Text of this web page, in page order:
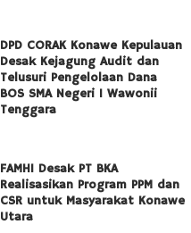
DPD CORAK Konawe Kepulauan
Desak Kejagung Audit dan
Telusuri Pengelolaan Dana
BOS SMA Negeri 1 Wawonii
Tenggara
FAMHI Desak PT BKA
Realisasikan Program PPM dan
CSR untuk Masyarakat Konawe
Utara